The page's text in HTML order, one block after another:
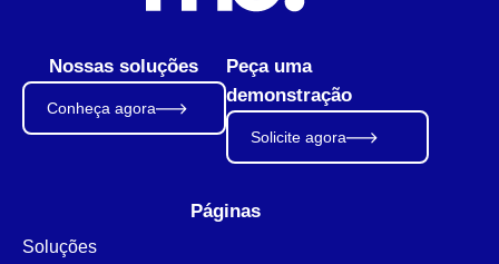
Nossas soluções
Conheça agora
Peça uma
demonstração
Solicite agora
Páginas
Soluções